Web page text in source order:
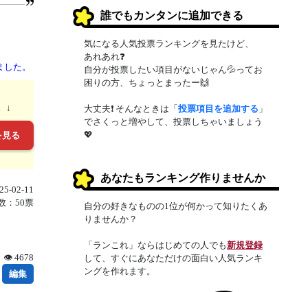
た。
↓
る
02-11
：50票
👁 4678
編集
誰でもカンタンに追加できる
気になる人気投票ランキングを見たけど、
あれあれ❓
自分が投票したい項目がないじゃん💦ってお
困りの方、ちょっとまったー🙌
大丈夫❗ そんなときは「投票項目を追加する 」
でさくっと増やして、投票しちゃいましょう
💖
あなたもランキング作りませんか
自分の好きなものの1位が何かって知りたくあ
りませんか？
「ランこれ」ならはじめての人でも新規登録
して、すぐにあなただけの面白い人気ランキ
ングを作れます。